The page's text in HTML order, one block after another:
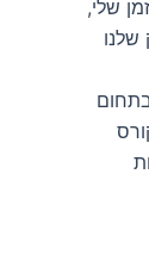
שלי,
בתחום